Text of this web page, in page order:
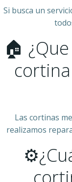
Si busca un
🏠
Las cortinas
realizamos